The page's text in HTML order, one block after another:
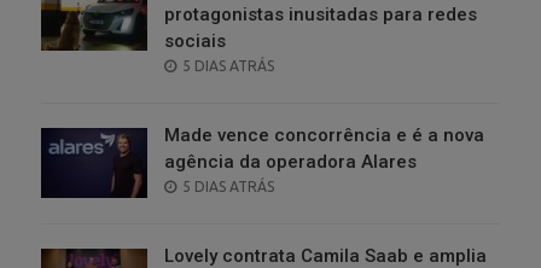
protagonistas inusitadas para redes
sociais
POSTED
5 DIAS ATRÁS
Made vence concorrência e é a nova
agência da operadora Alares
POSTED
5 DIAS ATRÁS
Lovely contrata Camila Saab e amplia